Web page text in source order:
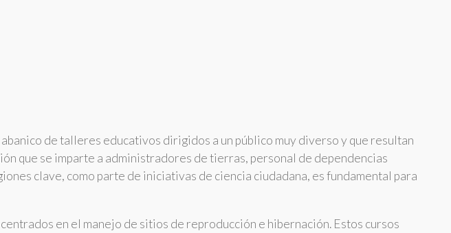
de talleres educativos dirigidos a un público muy diverso y que resultan
que se imparte a administradores de tierras, personal de dependencias
clave, como parte de iniciativas de ciencia ciudadana, es fundamental para
en el manejo de sitios de reproducción e hibernación. Estos cursos